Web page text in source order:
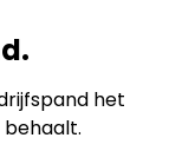
het
behaalt.